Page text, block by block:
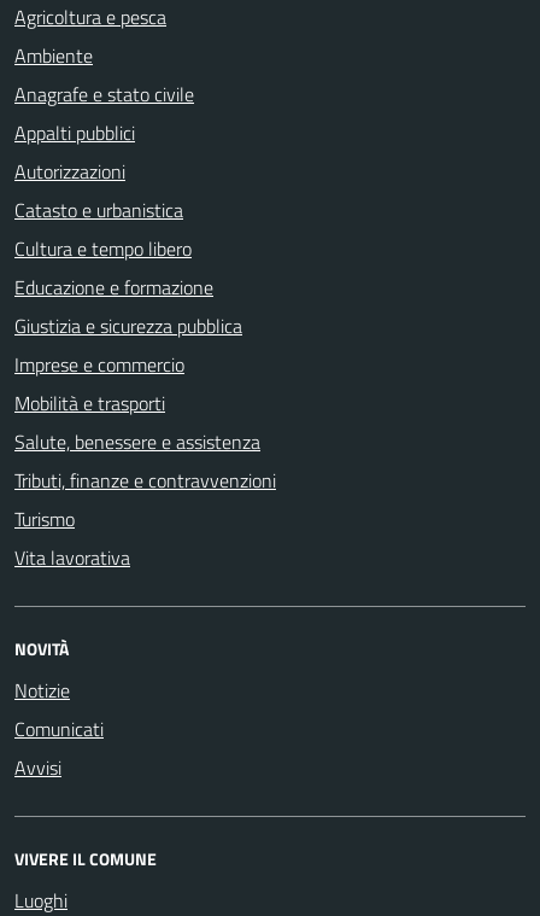
Agricoltura e pesca
Ambiente
Anagrafe e stato civile
Appalti pubblici
Autorizzazioni
Catasto e urbanistica
Cultura e tempo libero
Educazione e formazione
Giustizia e sicurezza pubblica
Imprese e commercio
Mobilità e trasporti
Salute, benessere e assistenza
Tributi, finanze e contravvenzioni
Turismo
Vita lavorativa
NOVITÀ
Notizie
Comunicati
Avvisi
VIVERE IL COMUNE
Luoghi